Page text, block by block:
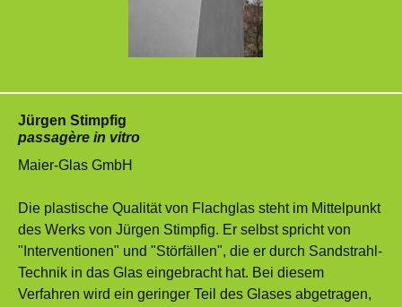
Jürgen Stimpfig
passagère in vitro
Maier-Glas GmbH
Die plastische Qualität von Flachglas steht im Mittelpunkt
des Werks von Jürgen Stimpfig. Er selbst spricht von
"Interventionen" und "Störfällen", die er durch Sandstrahl-
Technik in das Glas eingebracht hat. Bei diesem
Verfahren wird ein geringer Teil des Glases abgetragen,